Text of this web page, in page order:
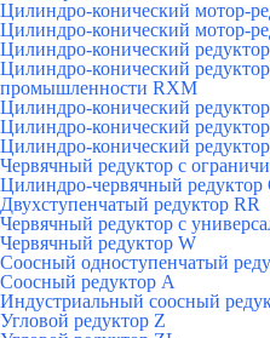
Цилиндро-конический мотор-
Цилиндро-конический мотор-
Цилиндро-конический
Цилиндро-конический
промышленности RXМ
Цилиндро-конический
Цилиндро-конический
Цилиндро-конический
Червячный редуктор с
Цилиндро-червячный редуктор
Двухступенчатый редуктор RR
Червячный редуктор с
Червячный редуктор W
Соосный одноступенчатый
Соосный редуктор А
Индустриальный соосный
Угловой редуктор Z